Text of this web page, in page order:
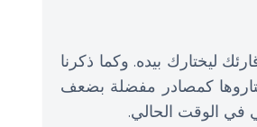
ليختارك بيده. وكما ذكرنا
كمصادر مفضلة بضعف
في الوقت الحالي.